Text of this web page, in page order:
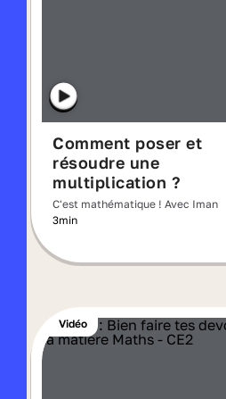
Comment poser et
résoudre une
multiplication ?
C'est mathématique ! Avec Iman
3min
Vidéo